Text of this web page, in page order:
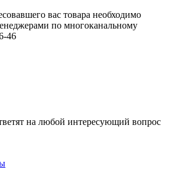
вас товара необходимо
по многоканальному
46
на любой интересующий вопрос